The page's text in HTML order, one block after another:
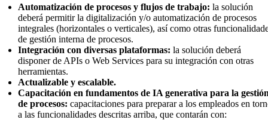
Automatización de procesos y flujos de trabajo:la solución
deberá permitir la digitalización y/o automatización de procesos
integrales (horizontales o verticales), así como otras
de gestión interna de procesos.
Integración con diversas plataformas: la solución deberá
disponer de APIs o Web Services para su integración con otras
herramientas.
Actualizable y escalable.
Capacitación en fundamentos de IA generativapara la
de procesos:capacitaciones para preparar a los empleados en
a las funcionalidades descritas arriba, que contarán con: